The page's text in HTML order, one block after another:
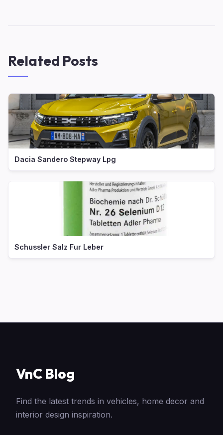
Related Posts
Dacia Sandero Stepway Lpg
Schussler Salz Fur Leber
VnC Blog
Find the latest trends in vehicles, home decor and
interior design inspiration.